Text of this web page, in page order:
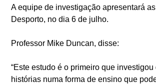
A equipe de investigação apresentará
Desporto, no dia 6 de julho.
Professor Mike Duncan, disse:
“Este estudo é o primeiro que
histórias numa forma de ensino que